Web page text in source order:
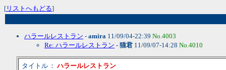
[ リストへもどる]
ハラールレストラン - amira 11/09/04-22:39 No.4003
Re: ハラールレストラン - 猫君 11/09/07-14:28 No.4010
タイトル ： ハラールレストラン